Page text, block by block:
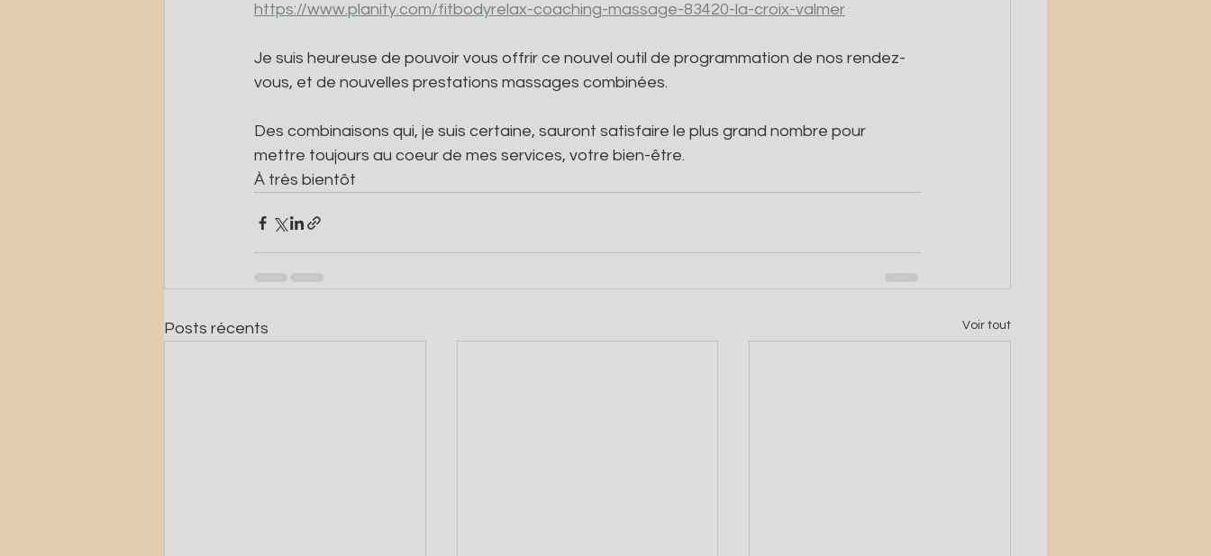
https://www.planity.com/fitbodyrelax-coaching-massage-83420-la-croix-valmer
Je suis heureuse de pouvoir vous offrir ce nouvel outil de programmation de nos rendez-
vous, et de nouvelles prestations massages combinées.
Des combinaisons qui, je suis certaine, sauront satisfaire le plus grand nombre pour
mettre toujours au coeur de mes services, votre bien-être.
À très bientôt
Posts récents Voir tout